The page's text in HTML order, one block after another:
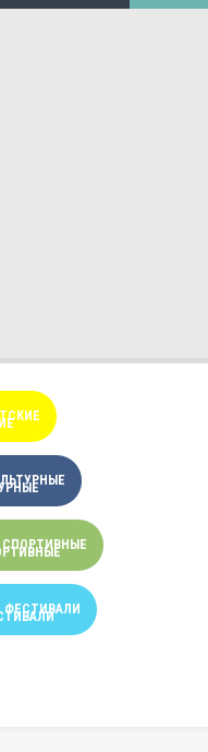
СПОРТИВНЫЕ
ФЕСТИВАЛИ